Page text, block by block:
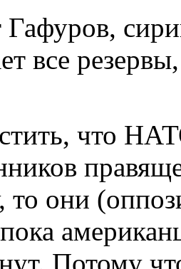
Гафуров,
все
что
то они
Потому